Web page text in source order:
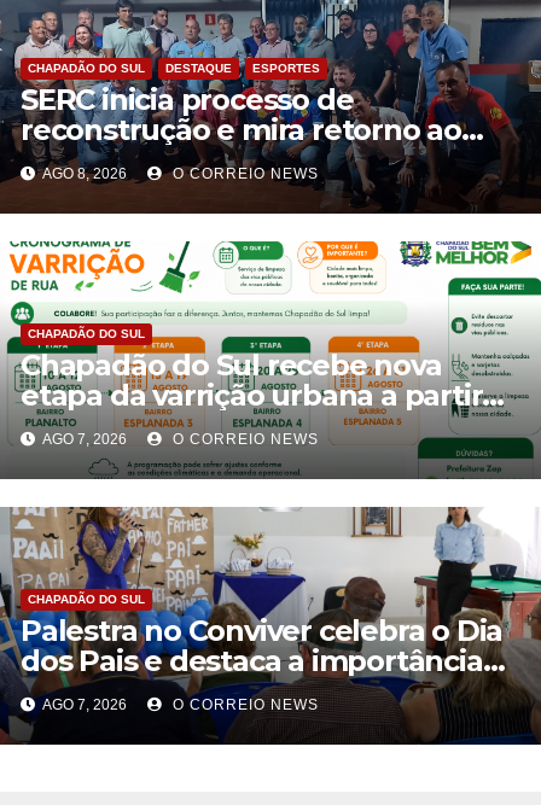
CHAPADÃO DO SUL DESTAQUE ESPORTES
SERC inicia processo de
reconstrução e mira retorno ao
futebol profissional em Chapadão
do Sul
AGO 8, 2026 O CORREIO NEWS
CHAPADÃO DO SUL
Chapadão do Sul recebe nova
etapa da varrição urbana a partir
de 10 de agosto
AGO 7, 2026 O CORREIO NEWS
CHAPADÃO DO SUL
Palestra no Conviver celebra o Dia
dos Pais e destaca a importância
da figura paterna na família
AGO 7, 2026 O CORREIO NEWS